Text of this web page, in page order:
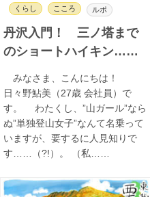
くらし こころ ルポ
丹沢入門！ 三ノ塔まで
のショートハイキン……
みなさま、こんにちは！
日々野鮎美（27歳 会社員）で
す。 わたくし、”山ガール”なら
ぬ”単独登山女子”なんて名乗って
いますが、要するに人見知りで
す……（?!）。 （私……